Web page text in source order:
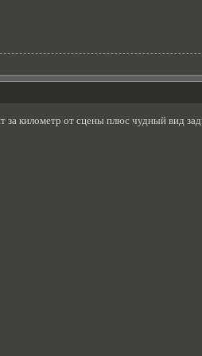
километр от сцены плюс чудный вид